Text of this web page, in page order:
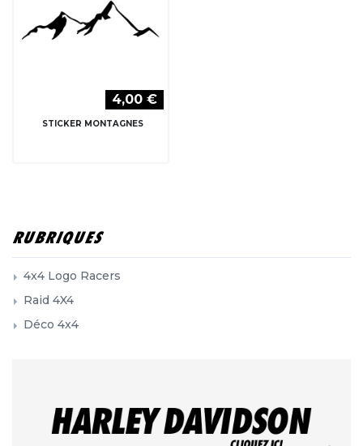
4,00 €
STICKER MONTAGNES
RUBRIQUES
4x4 Logo Racers
Raid 4X4
Déco 4x4